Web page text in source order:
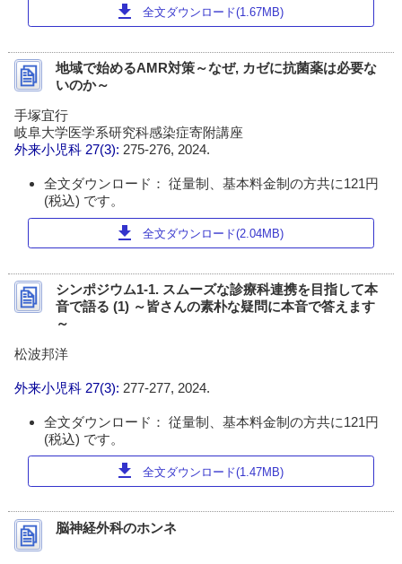
download 全文ダウンロード(1.67MB)
地域で始めるAMR対策～なぜ, カゼに抗菌薬は必要な
いのか～
手塚宜行
岐阜大学医学系研究科感染症寄附講座
外来小児科 27(3): 275-276, 2024.
全文ダウンロード： 従量制、基本料金制の方共に121円
(税込) です。
download 全文ダウンロード(2.04MB)
シンポジウム1-1. スムーズな診療科連携を目指して本
音で語る (1) ～皆さんの素朴な疑問に本音で答えます
～
松波邦洋
外来小児科 27(3): 277-277, 2024.
全文ダウンロード： 従量制、基本料金制の方共に121円
(税込) です。
download 全文ダウンロード(1.47MB)
脳神経外科のホンネ